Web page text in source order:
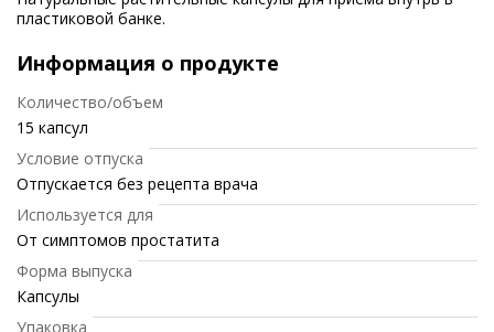
пластиковой банке.
Информация о продукте
Количество/объем
15 капсул
Условие отпуска
Отпускается без рецепта врача
Используется для
От симптомов простатита
Форма выпуска
Капсулы
Упаковка